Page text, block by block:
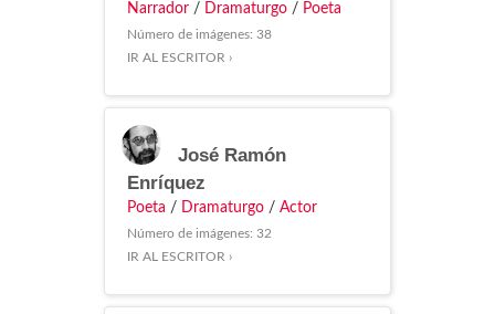
Narrador / Dramaturgo / Poeta
Número de imágenes: 38
IR AL ESCRITOR ›
José Ramón
Enríquez
Poeta / Dramaturgo / Actor
Número de imágenes: 32
IR AL ESCRITOR ›